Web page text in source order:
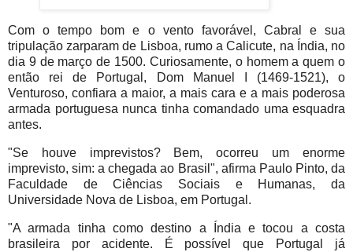
Com o tempo bom e o vento favorável, Cabral e sua
tripulação zarparam de Lisboa, rumo a Calicute, na Índia, no
dia 9 de março de 1500. Curiosamente, o homem a quem o
então rei de Portugal, Dom Manuel I (1469-1521), o
Venturoso, confiara a maior, a mais cara e a mais poderosa
armada portuguesa nunca tinha comandado uma esquadra
antes.
"Se houve imprevistos? Bem, ocorreu um enorme
imprevisto, sim: a chegada ao Brasil", afirma Paulo Pinto, da
Faculdade de Ciências Sociais e Humanas, da
Universidade Nova de Lisboa, em Portugal.
"A armada tinha como destino a Índia e tocou a costa
brasileira por acidente. É possível que Portugal já